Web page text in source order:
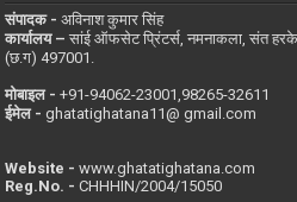
संपादक -अविनाश कुमार सिंह
कार्यालय –सांई ऑफसेट प्रिंटर्स, नमनाकला, संत
(छ.ग) 497001.
मोबाइल - ‪+91-94062-23001‬,98265-32611
ईमेल -ghatatighatana11@ gmail.com
Website -www.ghatatighatana.com
Reg.No. -CHHHIN/2004/15050